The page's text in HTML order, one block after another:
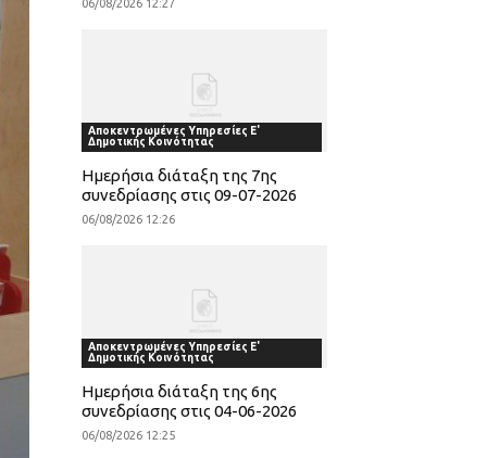
06/08/2026 12:27
Αποκεντρωμένες Υπηρεσίες Ε'
Δημοτικής Κοινότητας
Ημερήσια διάταξη της 7ης
συνεδρίασης στις 09-07-2026
06/08/2026 12:26
Αποκεντρωμένες Υπηρεσίες Ε'
Δημοτικής Κοινότητας
Ημερήσια διάταξη της 6ης
συνεδρίασης στις 04-06-2026
06/08/2026 12:25